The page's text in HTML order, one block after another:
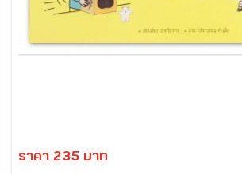
ราคา 235 บาท